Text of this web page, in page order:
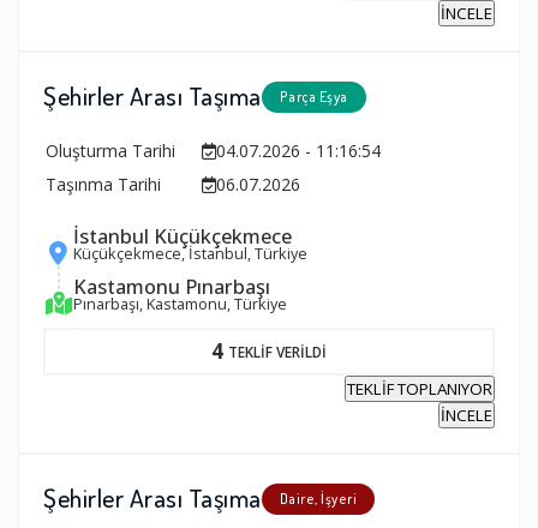
İNCELE
Şehirler Arası Taşıma Parça Eşya
Oluşturma Tarihi
04.07.2026 - 11:16:54
Taşınma Tarihi
06.07.2026
İstanbul Küçükçekmece
Küçükçekmece, İstanbul, Türkiye
Kastamonu Pınarbaşı
Pınarbaşı, Kastamonu, Türkiye
4 TEKLİF VERİLDİ
TEKLİF TOPLANIYOR
İNCELE
Şehirler Arası Taşıma Daire, İşyeri